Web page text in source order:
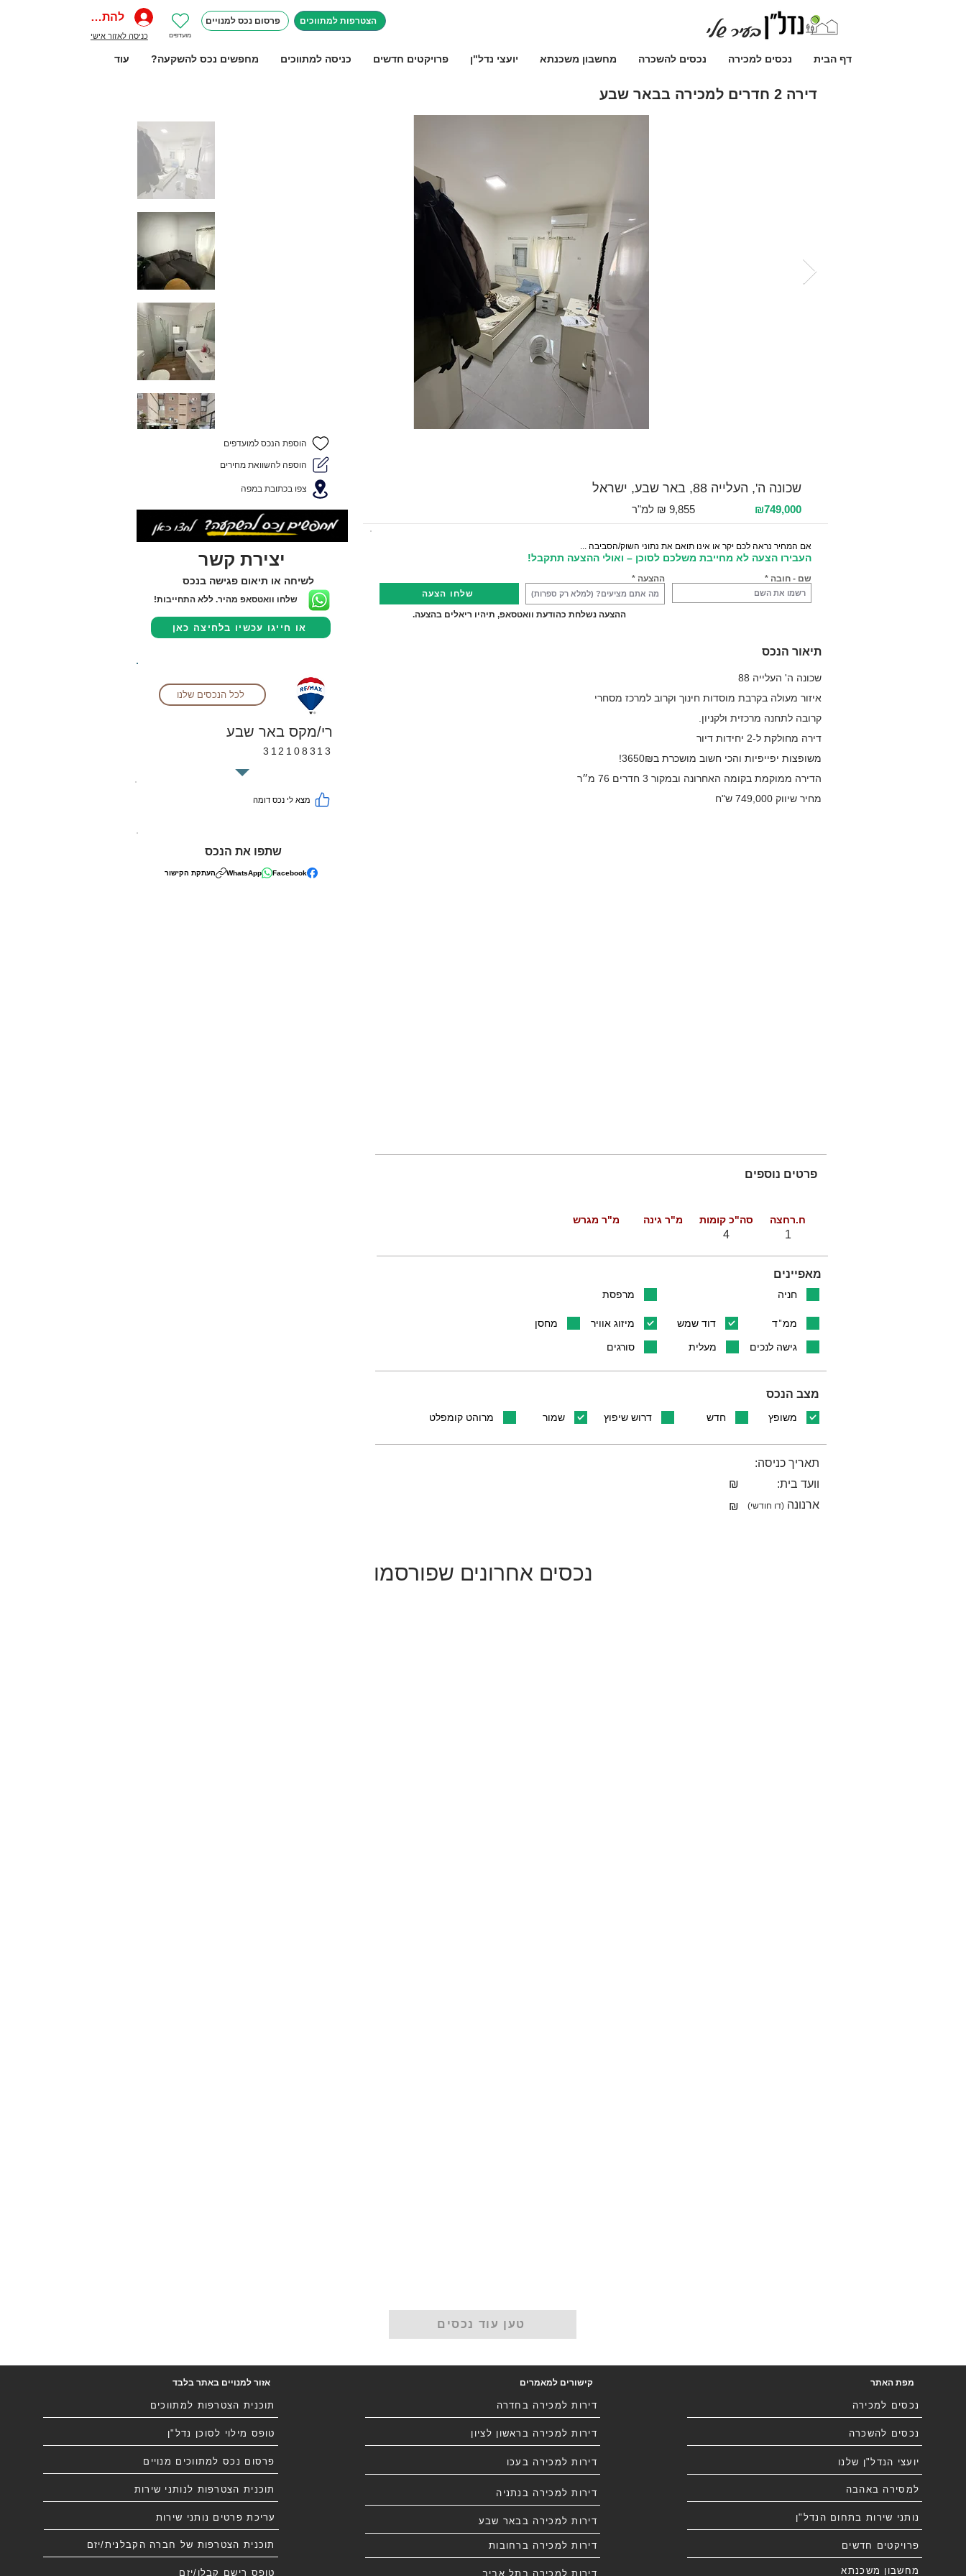
להתחברות
כניסה לאזור אישי מועדפים
פרסום נכס למנויים הצטרפות למתווכים
דף הבית נכסים למכירה נכסים להשכרה מחשבון משכנתא יועצי נדל"ן פרויקטים חדשים כניסה למתווכים מחפשים נכס להשקעה? עוד
דירה 2 חדרים למכירה בבאר שבע
הוספת הנכס למועדפים
הוספה להשוואת מחירים
צפו בכתובת במפה
יצירת קשר
לשיחה או תיאום פגישה בנכס
שלחו וואטסאפ מהיר. ללא התחייבות!
או חייגו עכשיו בלחיצה כאן
לכל הנכסים שלנו
רי/מקס באר שבע
312108313
מצא לי נכס דומה
שתפו את הנכס
Facebook
WhatsApp העתקת הקישור
שכונה ה', העלייה 88, באר שבע, ישראל
₪749,000
תיאור הנכס
שכונה ה' העלייה 88
איזור מעולה בקרבת מוסדות חינוך וקרוב למרכז מסחרי
קרובה לתחנה מרכזית ולקניון.
דירה מחולקת ל-2 יחידות דיור
משופצות יפייפיות והכי חשוב מושכרת ב3650₪!
הדירה ממוקמת בקומה האחרונה ובמקור 3 חדרים 76 מ״ר
מחיר שיווק 749,000 ש"ח
אם המחיר נראה לכם יקר או אינו תואם את נתוני השוק/הסביבה ...
העבירו הצעה לא מחייבת משלכם לסוכן – ואולי ההצעה תתקבל!
שלחו הצעה
ההצעה שם - חובה
ההצעה נשלחת כהודעת וואטסאפ, תיהיו ריאלים בהצעה.
פרטים נוספים
מ"ר מגרש מ"ר גינה סה"כ קומות ח.רחצה
4 1
מאפיינים
מרפסת חניה
מחסן מיזוג אוויר דוד שמש
ממ"ד
סורגים
מעלית גישה לנכים
מצב הנכס
מרוהט קומפלט שמור דרוש שיפוץ חדש משופץ
תאריך כניסה:
₪
וועד בית:
₪
ארנונה (דו חודשי)
נכסים אחרונים שפורסמו
טען עוד נכסים
אזור למנויים באתר בלבד
תוכנית הצטרפות למתווכים
טופס מילוי לסוכן נדל"ן
פרסום נכס למתווכים מנויים
תוכנית הצטרפות לנותני שירות
עריכת פרטים נותני שירות
תוכנית הצטרפות של חברה הקבלנית/יזם
טופס רישם קבלן/יזם
קישורים למאמרים
דירות למכירה בחדרה
דירות למכירה בראשון לציון
דירות למכירה בעכו
דירות למכירה בנתניה
דירות למכירה בבאר שבע
דירות למכירה ברחובות
דירות למכירה בתל אביב
מפת האתר
נכסים למכירה
נכסים להשכרה
יועצי הנדל"ן שלנו
למסירה באהבה
נותני שירות בתחום הנדל"ן
פרויקטים חדשים
מחשבון משכנתא